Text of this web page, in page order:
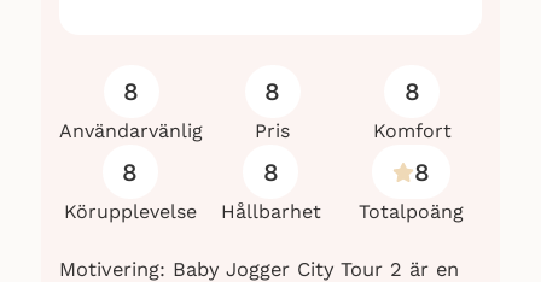
8
Användarvänlig
8
Pris
8
Komfort
8
Körupplevelse
8
Hållbarhet
8
Totalpoäng
Motivering: Baby Jogger City Tour 2 är en